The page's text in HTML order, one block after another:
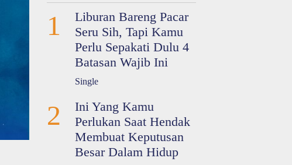
1
Liburan Bareng Pacar
Seru Sih, Tapi Kamu
Perlu Sepakati Dulu 4
Batasan Wajib Ini
Single
2
Ini Yang Kamu
Perlukan Saat Hendak
Membuat Keputusan
Besar Dalam Hidup